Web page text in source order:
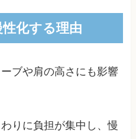
化する理由
ブや肩の高さにも影響
りに負担が集中し、慢